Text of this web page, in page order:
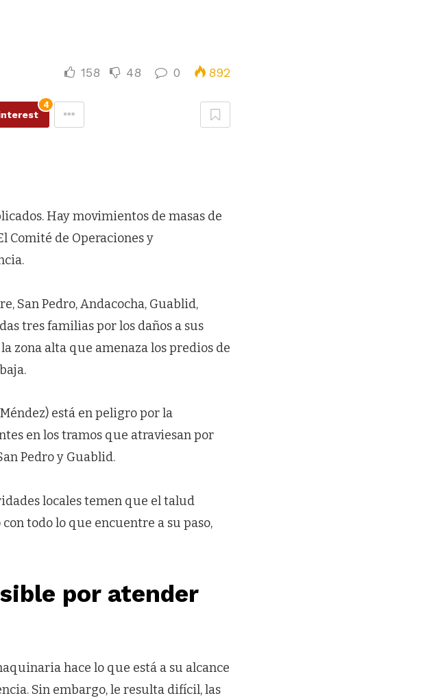
158 48 0 892
4
Hay movimientos de masas de
Comité de Operaciones y
San Pedro, Andacocha, Guablid,
tres familias por los daños a sus
zona alta que amenaza los predios de
está en peligro por la
en los tramos que atraviesan por
Pedro y Guablid.
locales temen que el talud
todo lo que encuentre a su paso,
por atender
hace lo que está a su alcance
Sin embargo, le resulta difícil, las